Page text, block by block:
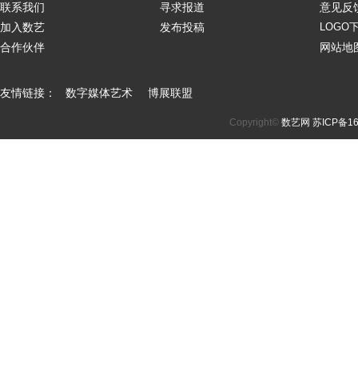
联系我们
加入数艺
合作伙伴
寻求报道
发布投稿
意见反
LOGO
网站地
友情链接： 数字媒体艺术 博展联盟
Copyright© 数艺网 苏ICP备